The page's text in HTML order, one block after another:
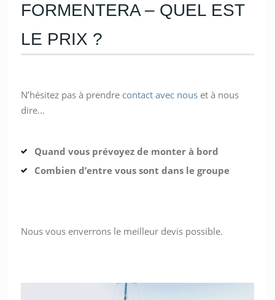
FORMENTERA – QUEL EST
LE PRIX ?
N’hésitez pas à prendre contact avec nous et à nous
dire…
Quand vous prévoyez de monter à bord
Combien d’entre vous sont dans le groupe
Nous vous enverrons le meilleur devis possible.